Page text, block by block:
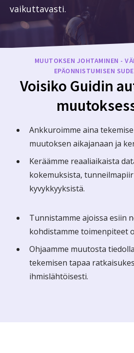
vaikuttavasti.
MUUTOKSEN JOHTAMINEN -
EPÄONNISTUMISEN
Voisiko Guidin
Ankkuroimme aina
muutoksen aikajanaan ja
Keräämme reaaliaikaista
kokemuksista,
kyvykkyyksistä.
Tunnistamme ajoissa esiin
kohdistamme toimenpiteet
Ohjaamme muutosta
tekemisen tapaa
ihmislähtöisesti.